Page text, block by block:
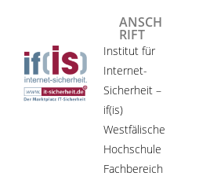
ANSCH
RIFT
Institut für
Internet-
Sicherheit –
if(is)
Westfälische
Hochschule
Fachbereich